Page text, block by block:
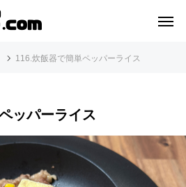
116.炊飯器で簡単ペッパーライス
ッパーライス